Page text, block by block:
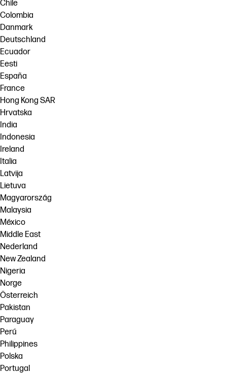
Chile
Colombia
Danmark
Deutschland
Ecuador
Eesti
España
France
Hong Kong SAR
Hrvatska
India
Indonesia
Ireland
Italia
Latvija
Lietuva
Magyarország
Malaysia
México
Middle East
Nederland
New Zealand
Nigeria
Norge
Österreich
Pakistan
Paraguay
Perú
Philippines
Polska
Portugal